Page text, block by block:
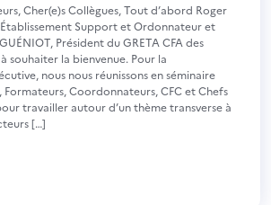
Cher(e)s Collègues, Tout d’abord Roger
Support et Ordonnateur et
Président du GRETA CFA des
souhaiter la bienvenue. Pour la
nous nous réunissons en séminaire
Formateurs, Coordonnateurs, CFC et Chefs
travailler autour d’un thème transverse à
[…]